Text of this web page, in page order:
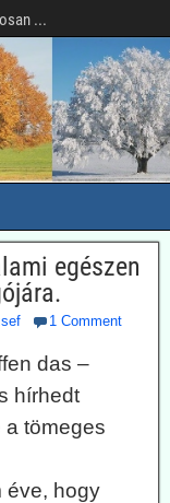
...
egészen
1 Comment
das –
hírhedt
a tömeges
éve, hogy